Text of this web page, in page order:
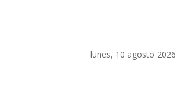
lunes, 10 agosto 2026